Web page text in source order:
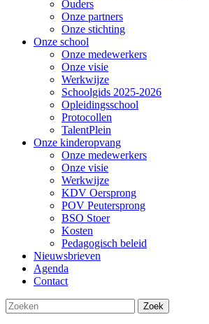
Ouders
Onze partners
Onze stichting
Onze school
Onze medewerkers
Onze visie
Werkwijze
Schoolgids 2025-2026
Opleidingsschool
Protocollen
TalentPlein
Onze kinderopvang
Onze medewerkers
Onze visie
Werkwijze
KDV Oersprong
POV Peutersprong
BSO Stoer
Kosten
Pedagogisch beleid
Nieuwsbrieven
Agenda
Contact
Zoek